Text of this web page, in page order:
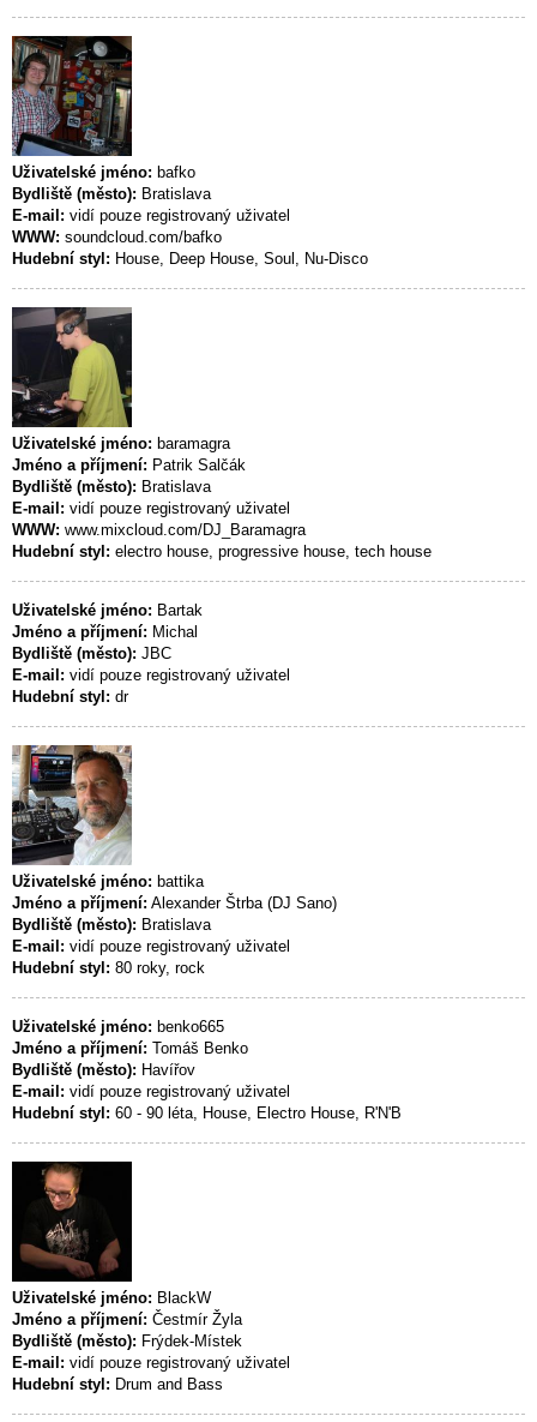
Uživatelské jméno: bafko
Bydliště (město): Bratislava
E-mail: vidí pouze registrovaný uživatel
WWW: soundcloud.com/bafko
Hudební styl: House, Deep House, Soul, Nu-Disco
Uživatelské jméno: baramagra
Jméno a příjmení: Patrik Salčák
Bydliště (město): Bratislava
E-mail: vidí pouze registrovaný uživatel
WWW: www.mixcloud.com/DJ_Baramagra
Hudební styl: electro house, progressive house, tech house
Uživatelské jméno: Bartak
Jméno a příjmení: Michal
Bydliště (město): JBC
E-mail: vidí pouze registrovaný uživatel
Hudební styl: dr
Uživatelské jméno: battika
Jméno a příjmení: Alexander Štrba (DJ Sano)
Bydliště (město): Bratislava
E-mail: vidí pouze registrovaný uživatel
Hudební styl: 80 roky, rock
Uživatelské jméno: benko665
Jméno a příjmení: Tomáš Benko
Bydliště (město): Havířov
E-mail: vidí pouze registrovaný uživatel
Hudební styl: 60 - 90 léta, House, Electro House, R'N'B
Uživatelské jméno: BlackW
Jméno a příjmení: Čestmír Žyla
Bydliště (město): Frýdek-Místek
E-mail: vidí pouze registrovaný uživatel
Hudební styl: Drum and Bass